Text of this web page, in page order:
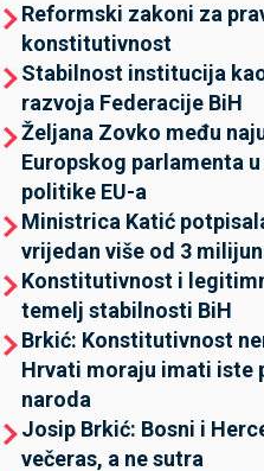
Reformski zakoni za
konstitutivnost
Stabilnost institucija
razvoja Federacije BiH
Željana Zovko među
Europskog parlamenta
politike EU-a
Ministrica Katić
vrijedan više od 3
Konstitutivnost i
temelj stabilnosti BiH
Brkić: Konstitutivnost
Hrvati moraju imati iste
naroda
Josip Brkić: Bosni i
večeras, a ne sutra